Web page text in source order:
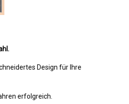
Design für Ihre
erfolgreich.